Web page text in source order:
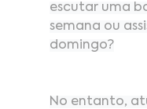
escutar uma
semana ou
domingo?
No entanto,